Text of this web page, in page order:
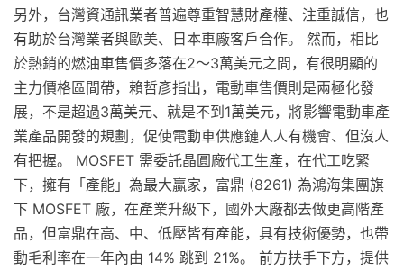
另外，台灣資通訊業者普遍尊重智慧財產權、注重誠信，也
有助於台灣業者與歐美、日本車廠客戶合作。 然而，相比
於熱銷的燃油車售價多落在2～3萬美元之間，有很明顯的
主力價格區間帶，賴哲彥指出，電動車售價則是兩極化發
展，不是超過3萬美元、就是不到1萬美元，將影響電動車產
業產品開發的規劃，促使電動車供應鏈人人有機會、但沒人
有把握。 MOSFET 需委託晶圓廠代工生產，在代工吃緊
下，擁有「產能」為最大贏家，富鼎 (8261) 為鴻海集團旗
下 MOSFET 廠，在產業升級下，國外大廠都去做更高階產
品，但富鼎在高、中、低壓皆有產能，具有技術優勢，也帶
動毛利率在一年內由 14% 跳到 21%。 前方扶手下方，提供